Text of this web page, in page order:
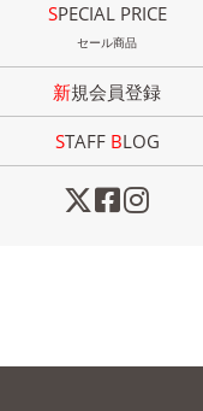
SPECIAL PRICE
セール商品
新規会員登録
STAFF BLOG